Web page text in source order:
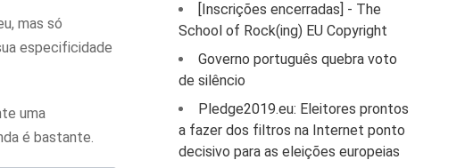
mas só
especificidade
uma
é bastante.
[Inscrições encerradas] - The
School of Rock(ing) EU Copyright
Governo português quebra voto
de silêncio
Pledge2019.eu: Eleitores prontos
a fazer dos filtros na Internet ponto
decisivo para as eleições europeias